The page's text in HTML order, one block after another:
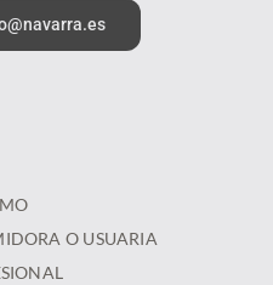
O USUARIA